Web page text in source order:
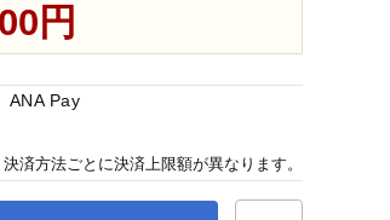
円
ANA Pay
決済方法ごとに決済上限額が異なります。